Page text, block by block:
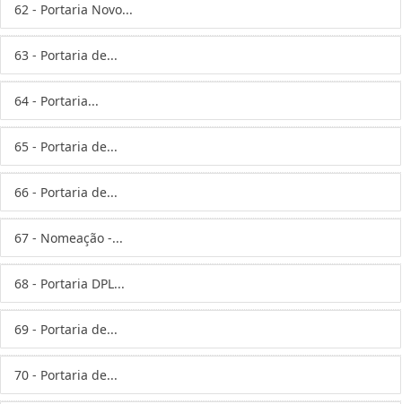
62 - Portaria Novo...
63 - Portaria de...
64 - Portaria...
65 - Portaria de...
66 - Portaria de...
67 - Nomeação -...
68 - Portaria DPL...
69 - Portaria de...
70 - Portaria de...